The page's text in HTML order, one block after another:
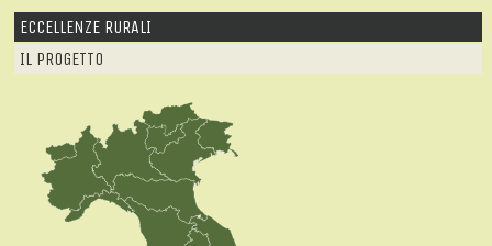
ECCELLENZE RURALI
IL PROGETTO